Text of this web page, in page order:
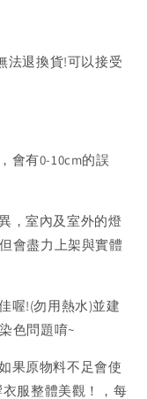
法退換貨!可以接受
會有0-10cm的誤
，室內及室外的燈
會盡力上架與實體
喔!(勿用熱水)並建
色問題唷~
果原物料不足會使
服整體美觀！，每